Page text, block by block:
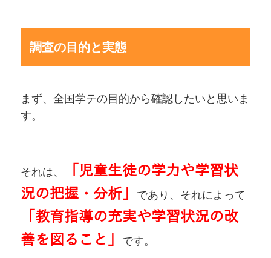
調査の目的と実態
まず、全国学テの目的から確認したいと思いま
す。
それは、
「児童生徒の学力や学習状
況の把握・分析」
であり、それによって
「教育指導の充実や学習状況の改
善を図ること」
です。